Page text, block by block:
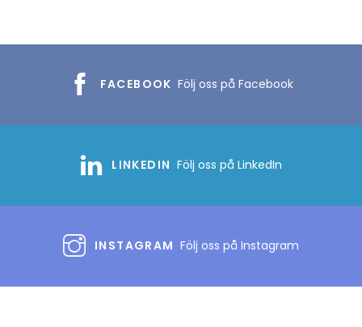
FACEBOOK Följ oss på Facebook
LINKEDIN Följ oss på LinkedIn
INSTAGRAM Följ oss på Instagram